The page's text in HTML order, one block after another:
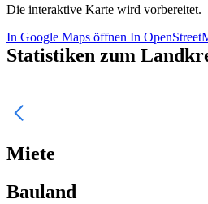
Die interaktive Karte wird vorbereitet.
In Google Maps öffnen In
Statistiken zum
Miete
Bauland